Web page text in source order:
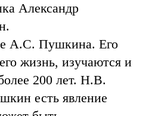
Александр
А.С. Пушкина. Его
жизнь, изучаются и
200 лет. Н.В.
есть явление